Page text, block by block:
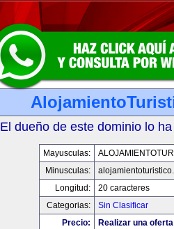
El dueño de este dominio lo
Mayusculas:
Minusculas:
Longitud:
20 caracteres
Categorias:
Sin Clasificar
Precio:
Realizar una